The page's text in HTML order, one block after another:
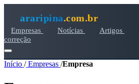
araripina.com.br
Empresas Notícias Artigos
correção
Início /Empresas /Empresa